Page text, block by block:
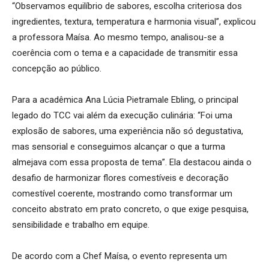
“Observamos equilíbrio de sabores, escolha criteriosa dos
ingredientes, textura, temperatura e harmonia visual”, explicou
a professora Maísa. Ao mesmo tempo, analisou-se a
coerência com o tema e a capacidade de transmitir essa
concepção ao público.
Para a acadêmica Ana Lúcia Pietramale Ebling, o principal
legado do TCC vai além da execução culinária: “Foi uma
explosão de sabores, uma experiência não só degustativa,
mas sensorial e conseguimos alcançar o que a turma
almejava com essa proposta de tema”. Ela destacou ainda o
desafio de harmonizar flores comestíveis e decoração
comestível coerente, mostrando como transformar um
conceito abstrato em prato concreto, o que exige pesquisa,
sensibilidade e trabalho em equipe.
De acordo com a Chef Maísa, o evento representa um